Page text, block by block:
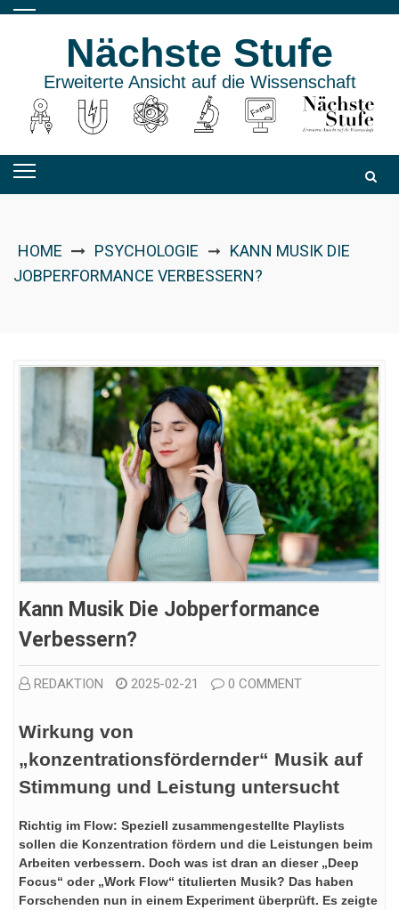
Skip
Nächste Stufe
Erweiterte Ansicht auf die Wissenschaft
HOME PSYCHOLOGIE ➞ KANN MUSIK DIE
JOBPERFORMANCE VERBESSERN?
Kann Musik Die Jobperformance
Verbessern?
REDAKTION 2025-02-21 0 COMMENT
Wirkung von
„konzentrationsfördernder“ Musik auf
Stimmung und Leistung untersucht
Richtig im Flow: Speziell zusammengestellte Playlists
sollen die Konzentration fördern und die Leistungen beim
Arbeiten verbessern. Doch was ist dran an dieser „Deep
Focus“ oder „Work Flow“ titulierten Musik? Das haben
Forschenden nun in einem Experiment überprüft. Es zeigte